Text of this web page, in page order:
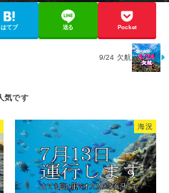
はてブ 送る Pocket
9/24 欠航
海況